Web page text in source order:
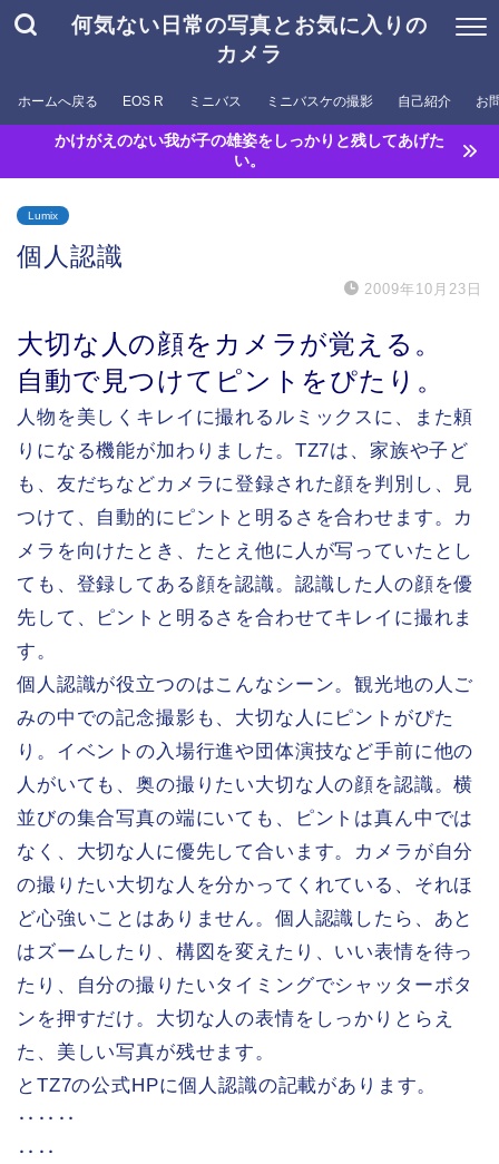
何気ない日常の写真とお気に入りの
カメラ
ホームへ戻る EOS R ミニバス ミニバスケの撮影 自己紹介 お
かけがえのない我が子の雄姿をしっかりと残してあげた
い。
Lumix
個人認識
2009年10月23日
大切な人の顔をカメラが覚える。
自動で見つけてピントをぴたり。
人物を美しくキレイに撮れるルミックスに、また頼
りになる機能が加わりました。TZ7は、家族や子ど
も、友だちなどカメラに登録された顔を判別し、見
つけて、自動的にピントと明るさを合わせます。カ
メラを向けたとき、たとえ他に人が写っていたとし
ても、登録してある顔を認識。認識した人の顔を優
先して、ピントと明るさを合わせてキレイに撮れま
す。
個人認識が役立つのはこんなシーン。観光地の人ご
みの中での記念撮影も、大切な人にピントがぴた
り。イベントの入場行進や団体演技など手前に他の
人がいても、奥の撮りたい大切な人の顔を認識。横
並びの集合写真の端にいても、ピントは真ん中では
なく、大切な人に優先して合います。カメラが自分
の撮りたい大切な人を分かってくれている、それほ
ど心強いことはありません。個人認識したら、あと
はズームしたり、構図を変えたり、いい表情を待っ
たり、自分の撮りたいタイミングでシャッターボタ
ンを押すだけ。大切な人の表情をしっかりとらえ
た、美しい写真が残せます。
とTZ7の公式HPに個人認識の記載があります。
‥‥‥
‥‥